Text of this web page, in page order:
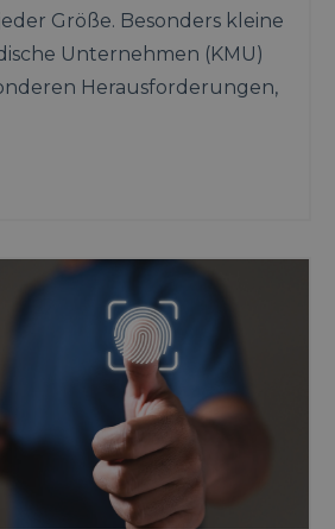
Größe. Besonders kleine
Unternehmen (KMU)
Herausforderungen,